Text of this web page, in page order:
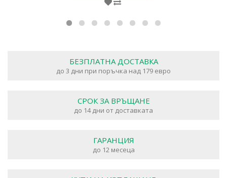
БЕЗПЛАТНА ДОСТАВКА
до 3 дни при поръчка над 179 евро
СРОК ЗА ВРЪЩАНЕ
до 14 дни от доставката
ГАРАНЦИЯ
до 12 месеца